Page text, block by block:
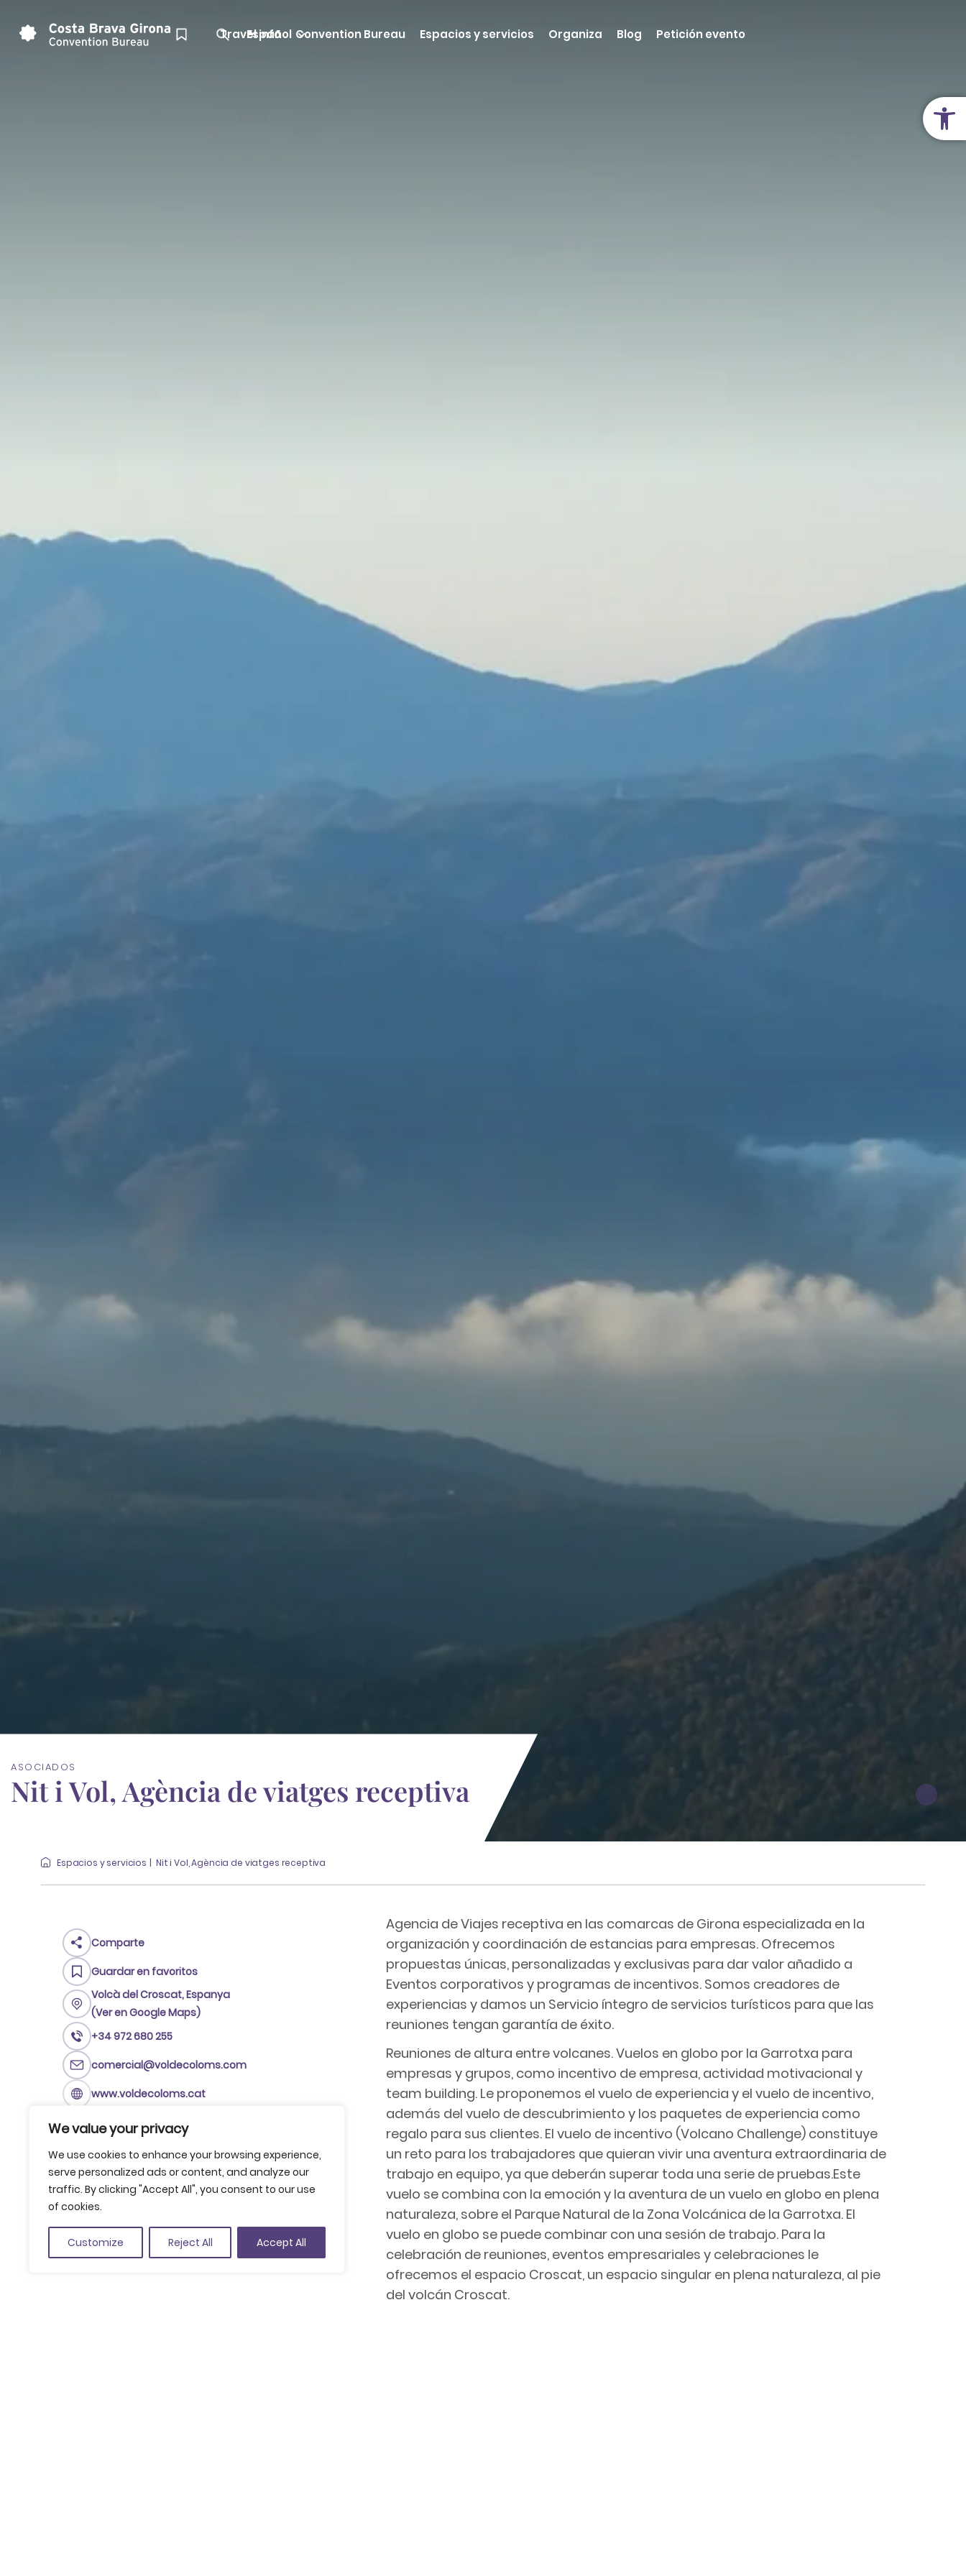
Abrir
We value your privacy
We use cookies to enhance your browsing experience,
serve personalized ads or content, and analyze our
traffic. By clicking "Accept All", you consent to our use
of cookies.
Customize Reject All Accept All
Travel info Convention Bureau Espacios y servicios Organiza Blog Petición evento
Español
ASOCIADOS
Nit i Vol, Agència de viatges receptiva
Espacios y servicios Nit i Vol, Agència de viatges receptiva
Agencia de Viajes receptiva en las comarcas de Girona especializada en la
organización y coordinación de estancias para empresas. Ofrecemos
propuestas únicas, personalizadas y exclusivas para dar valor añadido a
Eventos corporativos y programas de incentivos. Somos creadores de
experiencias y damos un Servicio íntegro de servicios turísticos para que las
reuniones tengan garantía de éxito.
Reuniones de altura entre volcanes. Vuelos en globo por la Garrotxa para
empresas y grupos, como incentivo de empresa, actividad motivacional y
team building. Le proponemos el vuelo de experiencia y el vuelo de incentivo,
además del vuelo de descubrimiento y los paquetes de experiencia como
regalo para sus clientes. El vuelo de incentivo (Volcano Challenge) constituye
un reto para los trabajadores que quieran vivir una aventura extraordinaria de
trabajo en equipo, ya que deberán superar toda una serie de pruebas.Este
vuelo se combina con la emoción y la aventura de un vuelo en globo en plena
naturaleza, sobre el Parque Natural de la Zona Volcánica de la Garrotxa. El
vuelo en globo se puede combinar con una sesión de trabajo. Para la
celebración de reuniones, eventos empresariales y celebraciones le
ofrecemos el espacio Croscat, un espacio singular en plena naturaleza, al pie
del volcán Croscat.
Comparte
Guardar en favoritos
Volcà del Croscat, Espanya
(Ver en Google Maps)
+34 972 680 255
comercial@voldecoloms.com
www.voldecoloms.cat